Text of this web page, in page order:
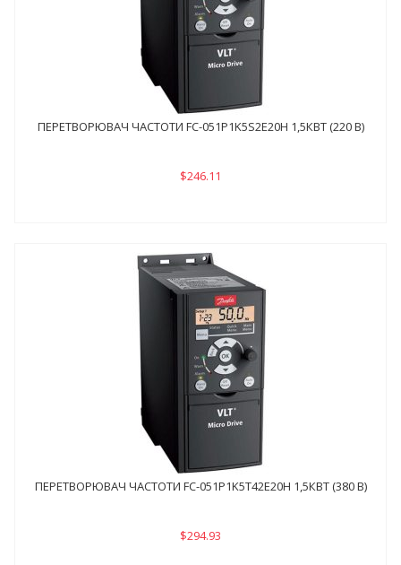
ПЕРЕТВОРЮВАЧ ЧАСТОТИ FC-051P1K5S2E20H 1,5КВТ (220 В)
$246.11
ПЕРЕТВОРЮВАЧ ЧАСТОТИ FC-051P1K5Т42E20H 1,5КВТ (380 В)
$294.93